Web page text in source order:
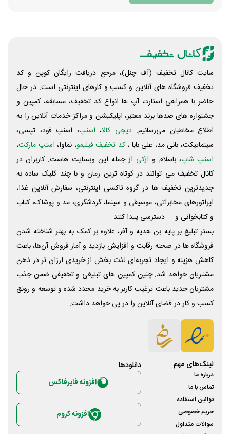
سایت کانال تخفیف (آف چنل)، مرجع دریافت رایگان کوپن و کد
تخفیف فروشگاه های آنلاین و کسب و‌ کارهای اینترنتی است. در حال
حاضر با همراهی استارت آپ ها انواع کد تخفیف، مسابقه، کمپین و
جشنواره های صدها برند معتبر، اپلیکیشن و مراکز خدمات آنلاین را به
اطلاع مخاطبان می‌رسانیم. دیجی کالا، اسنپ، اسنپ فود، تپسی،
سینماتیکت، بانی مد، علی‌ بابا ،کد تخفیف فیلیمو، نماوا، اسنپ مارکت،
اسنپ شاپ، باسلام و ازکی از جمله این وبسایت ‌هاست. کاربران در
کانال تخفیف می توانند در کوتاه ترین زمان و با چند کلیک ساده به
جدیدترین تخفیف ها در گروه تاکسی اینترنتی، سفارش آنلاین غذا،
اپراتورهای مخابراتی، موسیقی و سینما، گردشگری، مد و پوشاک، کتاب
و کتابخوانی و ... دسترسی پیدا کنند.
بستر تبلیغ بر پایه بن هدیه و آفر، علاوه بر کمک به بهتر شناخته شدن
فروشگاه ها در صحنه رقابت و افزایش بازدید و آمار فروش آن‌ها، باعث
کاهش هزینه و ایجاد تجربه‌ای لذت بخش از خریدی ارزان تر در ذهن
مشتریان خواهد شد. چنین کمپین های تبلیغی و تخفیفی ضمن جذب
مشتریان جدید باعث ترغیب کاربر به خرید مجدد شده و توسعه و رونق
کسب و کار در فضای آنلاین را در پی خواهد داشت.
لینک‌های مهم
درباره ما
تماس با ما
قوانین استفاده
حریم خصوصی
سوالات متداول
دانلود‌ها
افزونه فایرفاکس
افزونه کروم